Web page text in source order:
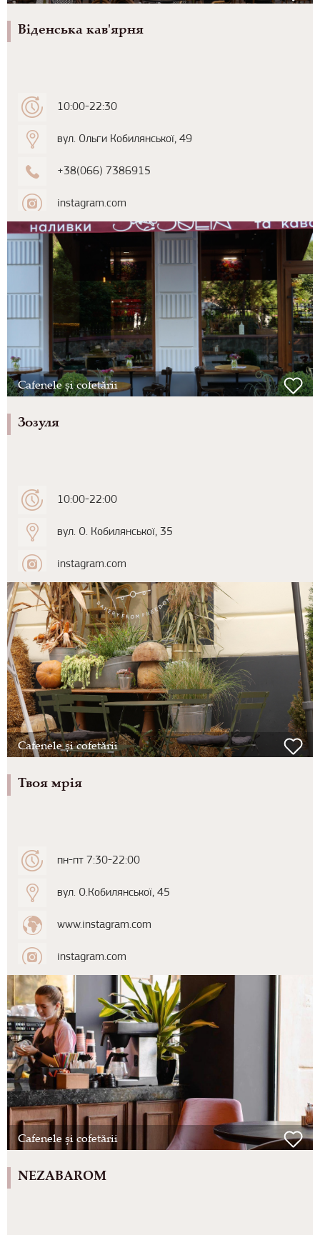
Віденська кав'ярня
10:00-22:30
вул. Ольги Кобилянської, 49
+38(066) 7386915
instagram.com
Cafenele și cofetării
Зозуля
10:00-22:00
вул. О. Кобилянської, 35
instagram.com
Cafenele și cofetării
Твоя мрія
пн-пт 7:30-22:00
вул. О.Кобилянської, 45
www.instagram.com
instagram.com
Cafenele și cofetării
NEZABAROM